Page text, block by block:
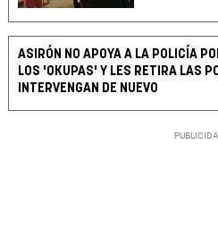
ASIRÓN NO APOYA A LA POLICÍA
LOS 'OKUPAS' Y LES RETIRA LAS
INTERVENGAN DE NUEVO